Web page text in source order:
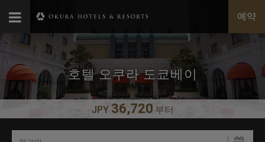
예약
호텔 오쿠라 도쿄베이
JPY 36,720 부터